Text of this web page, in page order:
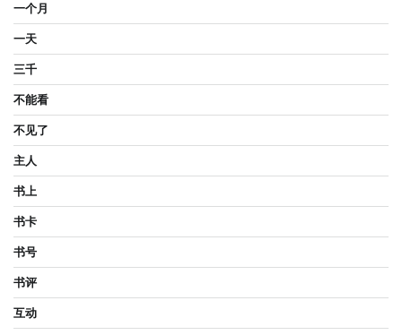
一个月
一天
三千
不能看
不见了
主人
书上
书卡
书号
书评
互动